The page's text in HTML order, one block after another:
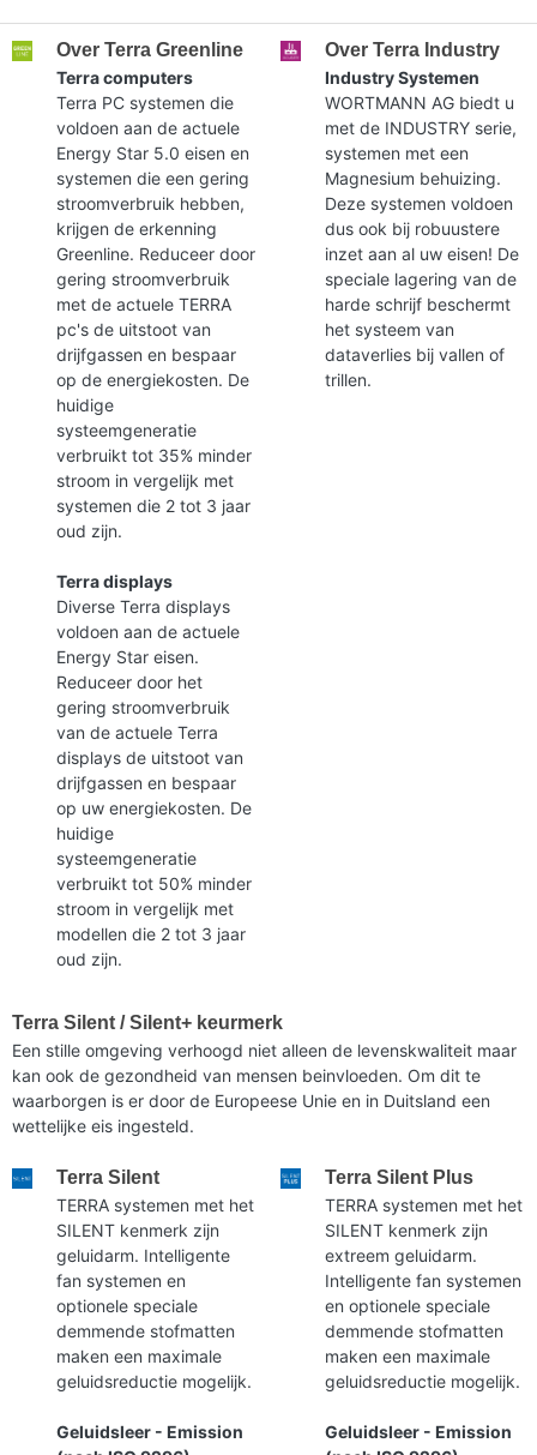
Over Terra Greenline
Terra computers
Terra PC systemen die
voldoen aan de actuele
Energy Star 5.0 eisen en
systemen die een gering
stroomverbruik hebben,
krijgen de erkenning
Greenline. Reduceer door
gering stroomverbruik
met de actuele TERRA
pc's de uitstoot van
drijfgassen en bespaar
op de energiekosten. De
huidige
systeemgeneratie
verbruikt tot 35% minder
stroom in vergelijk met
systemen die 2 tot 3 jaar
oud zijn.
Terra displays
Diverse Terra displays
voldoen aan de actuele
Energy Star eisen.
Reduceer door het
gering stroomverbruik
van de actuele Terra
displays de uitstoot van
drijfgassen en bespaar
op uw energiekosten. De
huidige
systeemgeneratie
verbruikt tot 50% minder
stroom in vergelijk met
modellen die 2 tot 3 jaar
oud zijn.
Over Terra Industry
Industry Systemen
WORTMANN AG biedt u
met de INDUSTRY serie,
systemen met een
Magnesium behuizing.
Deze systemen voldoen
dus ook bij robuustere
inzet aan al uw eisen! De
speciale lagering van de
harde schrijf beschermt
het systeem van
dataverlies bij vallen of
trillen.
Terra Silent / Silent+ keurmerk
Een stille omgeving verhoogd niet alleen de levenskwaliteit maar
kan ook de gezondheid van mensen beinvloeden. Om dit te
waarborgen is er door de Europeese Unie en in Duitsland een
wettelijke eis ingesteld.
Terra Silent
TERRA systemen met het
SILENT kenmerk zijn
geluidarm. Intelligente
fan systemen en
optionele speciale
demmende stofmatten
maken een maximale
geluidsreductie mogelijk.
Geluidsleer - Emission
Terra Silent Plus
TERRA systemen met het
SILENT kenmerk zijn
extreem geluidarm.
Intelligente fan systemen
en optionele speciale
demmende stofmatten
maken een maximale
geluidsreductie mogelijk.
Geluidsleer - Emission